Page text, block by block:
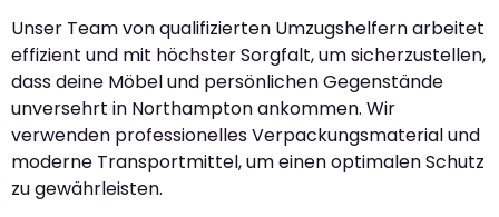
Unser Team von qualifizierten Umzugshelfern arbeitet
effizient und mit höchster Sorgfalt, um sicherzustellen,
dass deine Möbel und persönlichen Gegenstände
unversehrt in Northampton ankommen. Wir
verwenden professionelles Verpackungsmaterial und
moderne Transportmittel, um einen optimalen Schutz
zu gewährleisten.